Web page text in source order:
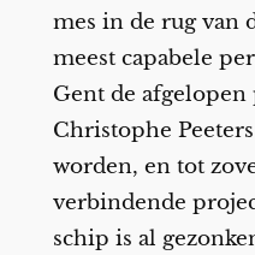
mes in de rug van
meest capabele
Gent de afgelopen
Christophe
worden, en tot
verbindende
schip is al